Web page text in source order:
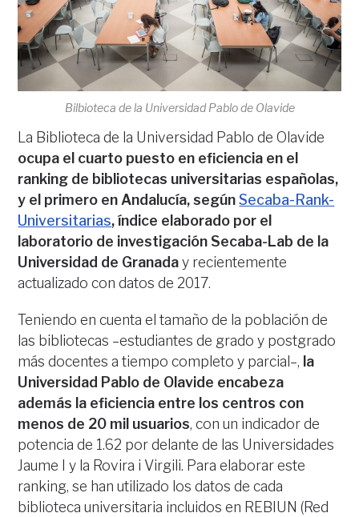
Bilbioteca de la Universidad Pablo de Olavide
La Biblioteca de la Universidad Pablo de Olavide
ocupa el cuarto puesto en eficiencia en el
ranking de bibliotecas universitarias españolas,
y el primero en Andalucía, segúnSecaba-Rank-
Universitarias, índice elaborado por el
laboratorio de investigación Secaba-Lab de la
Universidad de Granaday recientemente
actualizado con datos de 2017.
Teniendo en cuenta el tamaño de la población de
las bibliotecas –estudiantes de grado y postgrado
más docentes a tiempo completo y parcial–, la
Universidad Pablo de Olavide encabeza
además la eficiencia entre los centros con
menos de 20 mil usuarios, con un indicador de
potencia de 1.62 por delante de las Universidades
Jaume I y la Rovira i Virgili. Para elaborar este
ranking, se han utilizado los datos de cada
biblioteca universitaria incluidos en REBIUN (Red